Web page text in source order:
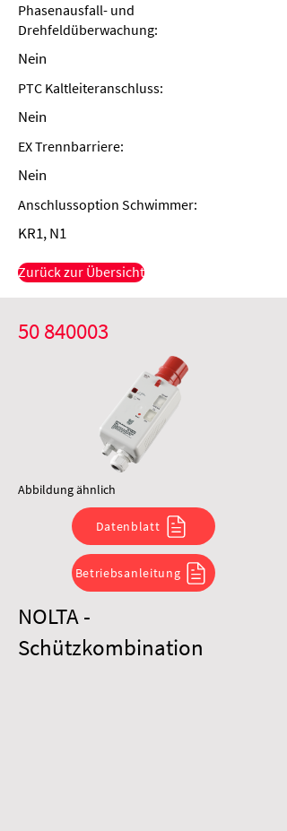
Phasenausfall- und
Drehfeldüberwachung:
Nein
PTC Kaltleiteranschluss:
Nein
EX Trennbarriere:
Nein
Anschlussoption Schwimmer:
KR1, N1
Zurück zur Übersicht
50 840003
Abbildung ähnlich
Datenblatt
Betriebsanleitung
NOLTA -
Schützkombination